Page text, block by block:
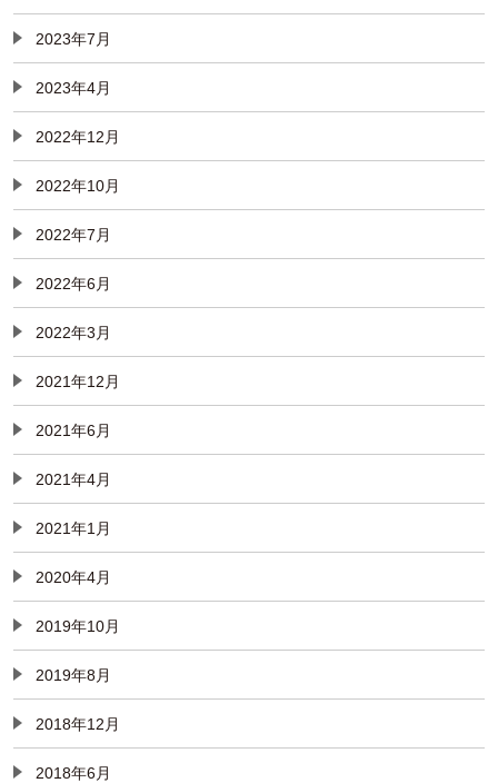
2023年7月
2023年4月
2022年12月
2022年10月
2022年7月
2022年6月
2022年3月
2021年12月
2021年6月
2021年4月
2021年1月
2020年4月
2019年10月
2019年8月
2018年12月
2018年6月